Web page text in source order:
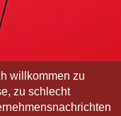
willkommen zu
zu schlecht